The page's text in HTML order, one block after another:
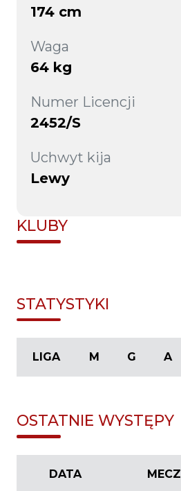
174 cm
Waga
64 kg
Numer Licencji
2452/S
Uchwyt kija
Lewy
KLUBY
STATYSTYKI
LIGA M G A
OSTATNIE WYSTĘPY
DATA MECZ